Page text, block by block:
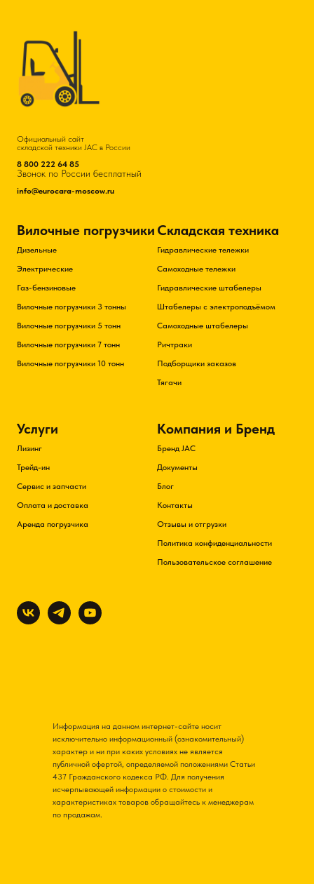
Официальный сайт
складской техники JAC в России
8 800 222 64 85
Звонок по России бесплатный
info@eurocara-moscow.ru
Вилочные погрузчики
Дизельные
Электрические
Газ-бензиновые
Вилочные погрузчики 3 тонны
Вилочные погрузчики 5 тонн
Вилочные погрузчики 7 тонн
Вилочные погрузчики 10 тонн
Складская техника
Гидравлические тележки
Самоходные тележки
Гидравлические штабелеры
Штабелеры с электроподъёмом
Самоходные штабелеры
Ричтраки
Подборщики заказов
Тягачи
Услуги
Лизинг
Трейд-ин
Сервис и запчасти
Оплата и доставка
Аренда погрузчика
Компания и Бренд
Бренд JAC
Документы
Блог
Контакты
Отзывы и отгрузки
Политика конфиденциальности
Пользовательское соглашение
Информация на данном интернет-сайте носит
исключительно информационный (ознакомительный)
характер и ни при каких условиях не является
публичной офертой, определяемой положениями Статьи
437 Гражданского кодекса РФ. Для получения
исчерпывающей информации о стоимости и
характеристиках товаров обращайтесь к менеджерам
по продажам.